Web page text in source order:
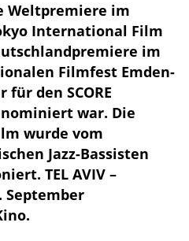
Weltpremiere im
International Film
im
Filmfest Emden-
für den SCORE
war. Die
wurde vom
Jazz-Bassisten
TEL AVIV –
September